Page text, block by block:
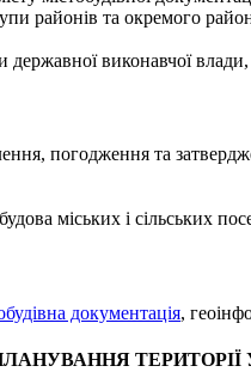
районів та окремого
державної виконавчої
погодження та
міських і сільських
документація,